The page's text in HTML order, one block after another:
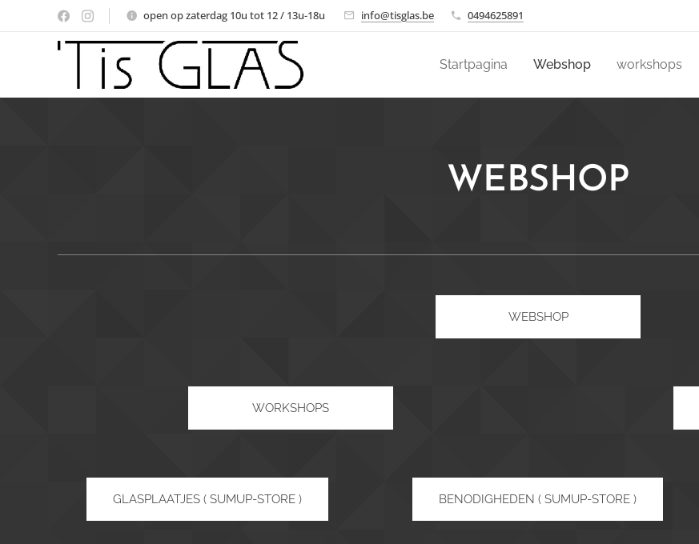
open op zaterdag 10u tot 12 / 13u-18u info@tisglas.be 0494625891
Startpagina Webshop workshops
WEBSHOP
WEBSHOP
WORKSHOPS
GLASPLAATJES ( SUMUP-STORE ) BENODIGHEDEN ( SUMUP-STORE )